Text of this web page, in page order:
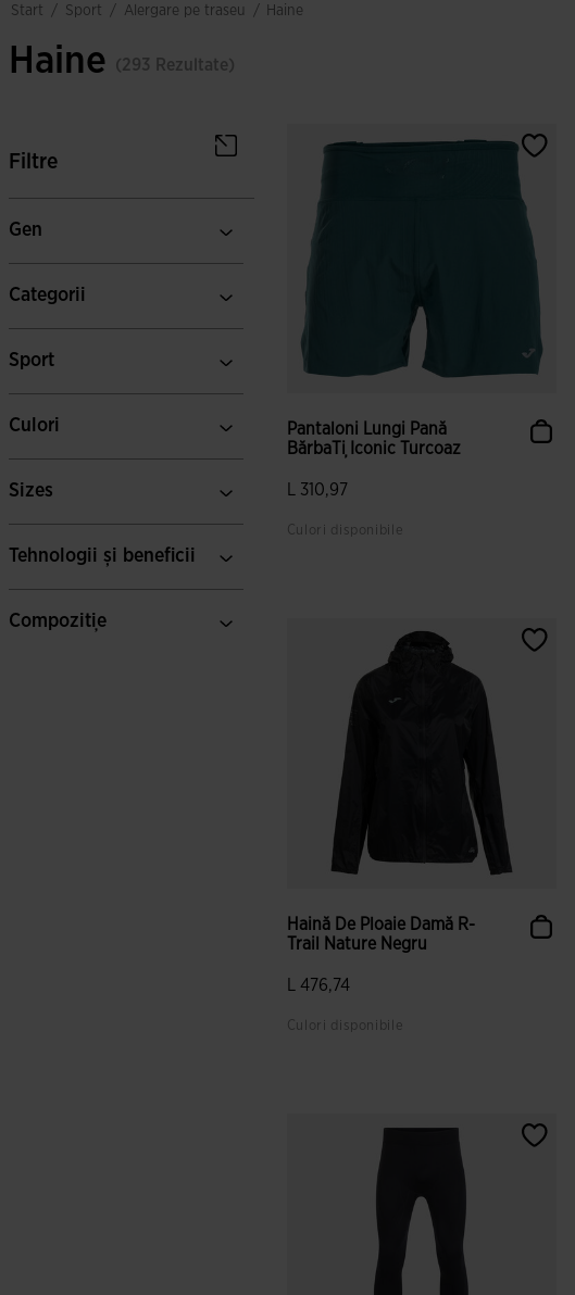
start / sport / alergare pe traseu / haine
Haine (293 Rezultate)
Filtre
Gen
Categorii
Sport
Culori
Sizes
Tehnologii și beneficii
Compoziție
Pantaloni Lungi Pană
BărbaȚi Iconic Turcoaz
L 310,97
Culori disponibile
Haină De Ploaie Damă R-
Trail Nature Negru
L 476,74
Culori disponibile